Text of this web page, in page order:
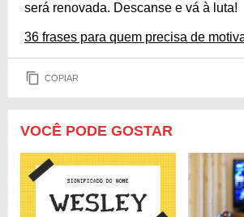
será renovada. Descanse e vá à luta!
36 frases para quem precisa de
COPIAR
VOCÊ PODE GOSTAR